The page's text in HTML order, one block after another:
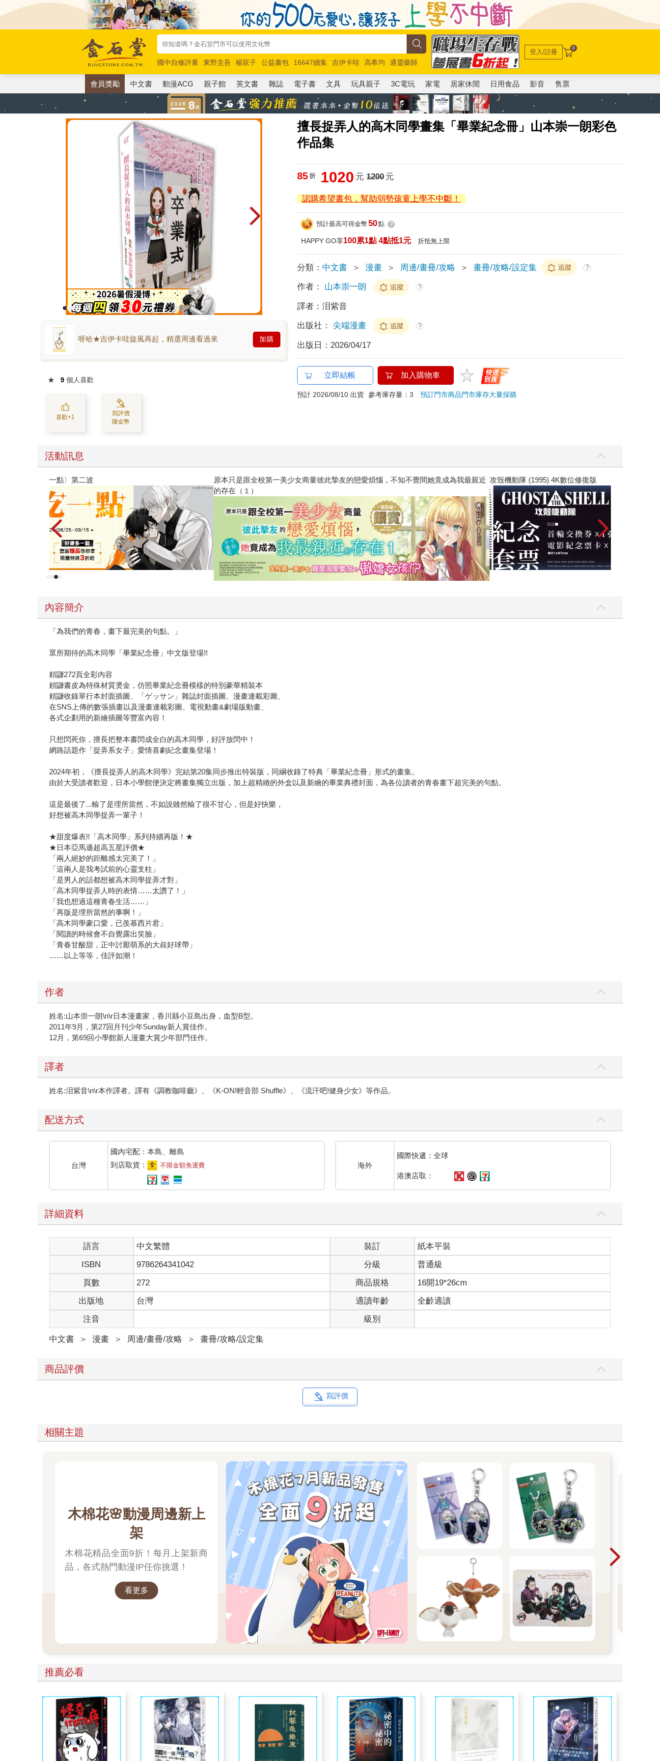
國中自修評量 東野圭吾 楊双子 公益書包 16647續集 吉伊卡哇 高希均
通靈藥師
唯紅花綻放
奧德賽 路邊攤新作 馬斯克 玩具總動員5 超慢跑
登入/註冊 0
會員獎勵 中文書 動漫ACG 親子館 英文書 雜誌 電子書 文具 玩具親子 3C電玩 家電 居家休閒 日用食品 影音 售票
擅長捉弄人的高木同學畫集「畢業紀念冊」山本崇一朗彩色
作品集
呀哈★吉伊卡哇旋風再起，精選周邊看過來 加購
★ 9 個人喜歡
喜歡+1
寫評價
賺金幣
85 折 1020 元 1200元
認購希望書包，幫助弱勢孩童上學不中斷！
預計最高可得金幣 50點 ?
HAPPY GO享100累1點 4點抵1元 折抵無上限
分類： 中文書 ＞ 漫畫 ＞ 周邊/畫冊/攻略 ＞ 畫冊/攻略/設定集 追蹤 ?
作者： 山本崇一朗 追蹤 ?
譯者：泪紫音
出版社： 尖端漫畫 追蹤 ?
出版日： 2026/04/17
立即結帳 加入購物車
預計 2026/08/10 出貨 參考庫存量：3預訂門市商品門市庫存大量採購
活動訊息
原本只是跟全校第一美少女商量彼此摯友的戀愛煩惱，不知不覺間她竟成為我最親近
的存在（１）
攻殼機動隊 (1995) 4K數位修復版
內容簡介
「為我們的青春，畫下最完美的句點。」
眾所期待的高木同學「畢業紀念冊」中文版登場!!
頼鼸272頁全彩內容
頼鼸書皮為特殊材質燙金，仿照畢業紀念冊模樣的特別豪華精裝本
頼鼸收錄單行本封面插圖、「ゲッサン」雜誌封面插圖、漫畫連載彩圖、
在SNS上傳的數張插畫以及漫畫連載彩圖、電視動畫&劇場版動畫、
各式企劃用的新繪插圖等豐富內容！
只想閃死你，擅長把整本書閃成全白的高木同學，好評放閃中！
網路話題作「捉弄系女子」愛情喜劇紀念畫集登場！
2024年初，《擅長捉弄人的高木同學》完結第20集同步推出特裝版，同綑收錄了特典「畢業紀念冊」形式的畫集。
由於大受讀者歡迎，日本小學館便決定將畫集獨立出版，加上超精緻的外盒以及新繪的畢業典禮封面，為各位讀者的青春畫下超完美的句點。
這是最後了...輸了是理所當然，不如說雖然輸了很不甘心，但是好快樂，
好想被高木同學捉弄一輩子！
★甜度爆表!!「高木同學」系列持續再版！★
★日本亞馬遜超高五星評價★
「兩人絕妙的距離感太完美了！」
「這兩人是我考試前的心靈支柱」
「是男人的話都想被高木同學捉弄才對」
「高木同學捉弄人時的表情……太讚了！」
「我也想過這種青春生活……」
「再版是理所當然的事啊！」
「高木同學豪口愛，已羨慕西片君」
「閱讀的時候會不自覺露出笑臉」
「青春甘酸甜，正中討厭萌系的大叔好球帶」
……以上等等，佳評如潮！
作者
姓名:山本崇一朗\n\r日本漫畫家，香川縣小豆島出身，血型B型。
2011年9月，第27回月刊少年Sunday新人賞佳作。
12月，第69回小學館新人漫畫大賞少年部門佳作。
譯者
姓名:泪紫音\n\r本作譯者。譯有《調教咖啡廳》、《K-ON!輕音部 Shuffle》、《流汗吧!健身少女》等作品。
配送方式
台灣
國內宅配：本島、離島
到店取貨：
不限金額免運費 海外
國際快遞：全球
港澳店取：
詳細資料
語言 中文繁體 裝訂
紙本平裝
ISBN
9786264341042 分級
普通級
頁數
272 商品規格
16開19*26cm
出版地
台灣 適讀年齡
全齡適讀
注音
級別
中文書 ＞ 漫畫 ＞ 周邊/畫冊/攻略 ＞ 畫冊/攻略/設定集
商品評價
寫評價
相關主題
木棉花🌸動漫周邊新上
架
木棉花精品全面9折！每月上架新商
品，各式熱門動漫IP任你挑選！
看更多
推薦必看